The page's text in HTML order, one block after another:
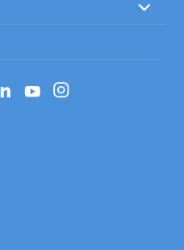
YouTubeInstagram